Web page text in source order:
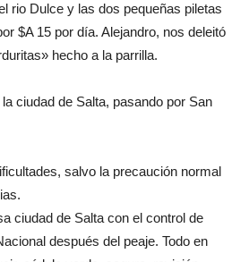
rio Dulce y las dos pequeñas piletas
$A 15 por día. Alejandro, nos deleitó
hecho a la parrilla.
ciudad de Salta, pasando por San
salvo la precaución normal
ciudad de Salta con el control de
después del peaje. Todo en